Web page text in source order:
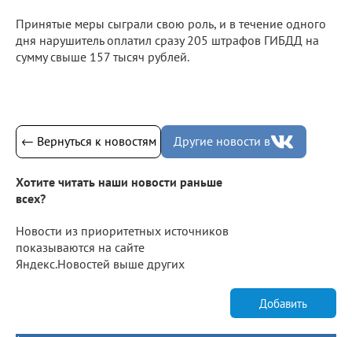
Принятые меры сыграли свою роль, и в течение одного
дня нарушитель оплатил сразу 205 штрафов ГИБДД на
сумму свыше 157 тысяч рублей.
← Вернуться к новостям Другие новости в
Хотите читать наши новости раньше
всех?
Новости из приоритетных источников
показываются на сайте
Яндекс.Новостей выше других
Добавить